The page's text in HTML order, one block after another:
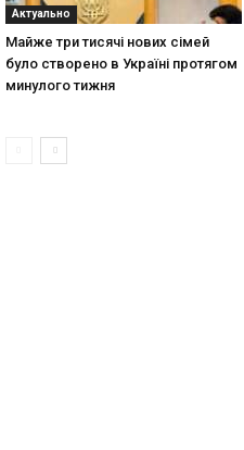
Актуально
Майже три тисячі нових сімей
було створено в Україні протягом
минулого тижня